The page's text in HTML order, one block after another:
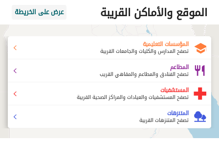
الموقع والأماكن القريبة عرض على الخريطة
المؤسسات التعليمية
تصفح المدارس والكليات والجامعات القريبة
المطاعم
تصفح الفنادق والمطاعم والمقاهي القريب
المستشفيات
تصفح المستشفيات والعيادات والمراكز الصحية القريبة
المتنزهات
تصفح المتنزهات القريبة